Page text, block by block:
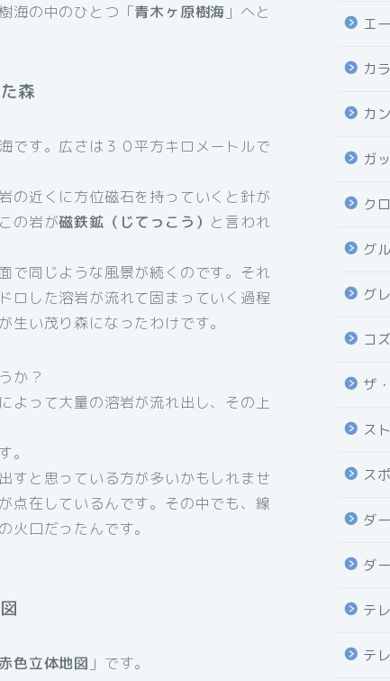
海の中のひとつ「青木ヶ原樹海 」へと
森
です。広さは３０平方キロメートルで
の近くに方位磁石を持っていくと針が
の岩が磁鉄鉱（じてっこう） と言われ
で同じような風景が続くのです。それ
ロした溶岩が流れて固まっていく過程
い茂り森になったわけです。
か？
よって大量の溶岩が流れ出し、その上
。
すと思っている方が多いかもしれませ
点在しているんです。その中でも、線
火口だったんです。
赤色立体地図 」です。
エ
カ
カ
ガ
ク
グ
グ
コ
ザ
ス
ス
ダ
ダ
テ
テ